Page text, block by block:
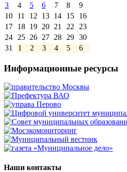
3
4 5 6 7 8
9
10
11 12 13 14 15
16
17
18 19 20 21 22
23
24
25 26 27 28 29 30
31
1 2 3 4 5 6
Информационные ресурсы
Наши контакты